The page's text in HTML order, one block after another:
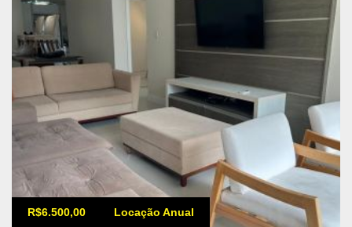
R$6.500,00 Locação Anual